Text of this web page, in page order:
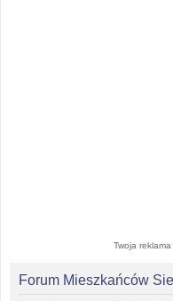
Twoja
Forum Mieszkańców